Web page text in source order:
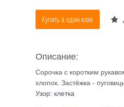
Купить в один клик
Описание:
Сорочка с коротким
хлопок. Застёжка -
Узор: клетка